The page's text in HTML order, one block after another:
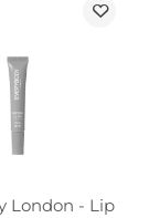
London - Lip